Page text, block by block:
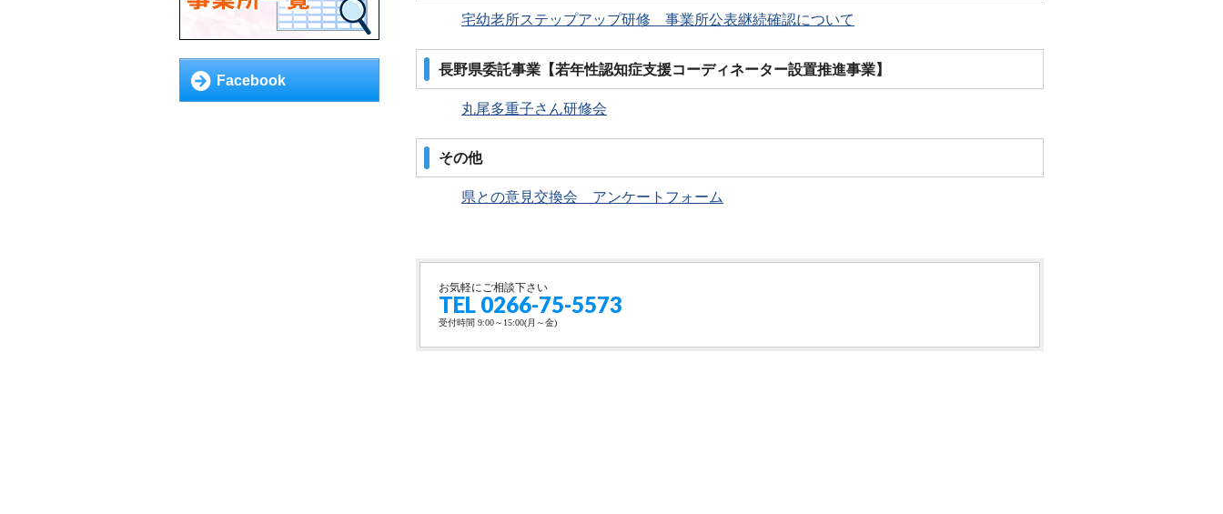
宅幼老所ステップアップ研修 事業所公表継続確認について
長野県委託事業【若年性認知症支援コーディネーター設置推進事業】
丸尾多重子さん研修会
その他
県との意見交換会 アンケートフォーム
お気軽にご相談下さい
TEL 0266-75-5573
受付時間 9:00～15:00(月～金)
Facebook